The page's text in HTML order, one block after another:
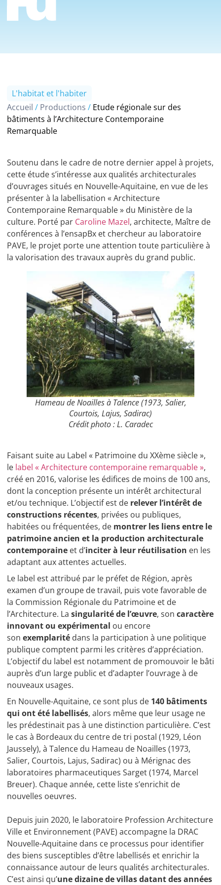
L'habitat et l'habiter
Accueil / Productions / Etude régionale sur des
bâtiments à l’Architecture Contemporaine
Remarquable
Soutenu dans le cadre de notre dernier appel à projets,
cette étude s’intéresse aux qualités architecturales
d’ouvrages situés en Nouvelle-Aquitaine, en vue de les
présenter à la labellisation « Architecture
Contemporaine Remarquable » du Ministère de la
culture. Porté par Caroline Mazel, architecte, Maître de
conférences à l’ensapBx et chercheur au laboratoire
PAVE, le projet porte une attention toute particulière à
la valorisation des travaux auprès du grand public.
Hameau de Noailles à Talence (1973, Salier,
Courtois, Lajus, Sadirac)
Crédit photo : L. Caradec
Faisant suite au Label « Patrimoine du XXème siècle »,
le label « Architecture contemporaine remarquable »,
créé en 2016, valorise les édifices de moins de 100 ans,
dont la conception présente un intérêt architectural
et/ou technique. L’objectif est de relever l’intérêt de
constructions récentes, privées ou publiques,
habitées ou fréquentées, de montrer les liens entre le
patrimoine ancien et la production architecturale
contemporaine et d’inciter à leur réutilisation en les
adaptant aux attentes actuelles.
Le label est attribué par le préfet de Région, après
examen d’un groupe de travail, puis vote favorable de
la Commission Régionale du Patrimoine et de
l’Architecture. La singularité de l’œuvre, son caractère
innovant ou expérimental ou encore
son exemplarité dans la participation à une politique
publique comptent parmi les critères d’appréciation.
L’objectif du label est notamment de promouvoir le bâti
auprès d’un large public et d’adapter l’ouvrage à de
nouveaux usages.
En Nouvelle-Aquitaine, ce sont plus de 140 bâtiments
qui ont été labellisés, alors même que leur usage ne
les prédestinait pas à une distinction particulière. C’est
le cas à Bordeaux du centre de tri postal (1929, Léon
Jaussely), à Talence du Hameau de Noailles (1973,
Salier, Courtois, Lajus, Sadirac) ou à Mérignac des
laboratoires pharmaceutiques Sarget (1974, Marcel
Breuer). Chaque année, cette liste s’enrichit de
nouvelles oeuvres.
Depuis juin 2020, le laboratoire Profession Architecture
Ville et Environnement (PAVE) accompagne la DRAC
Nouvelle-Aquitaine dans ce processus pour identifier
des biens susceptibles d’être labellisés et enrichir la
connaissance autour de leurs qualités architecturales.
C’est ainsi qu’une dizaine de villas datant des années